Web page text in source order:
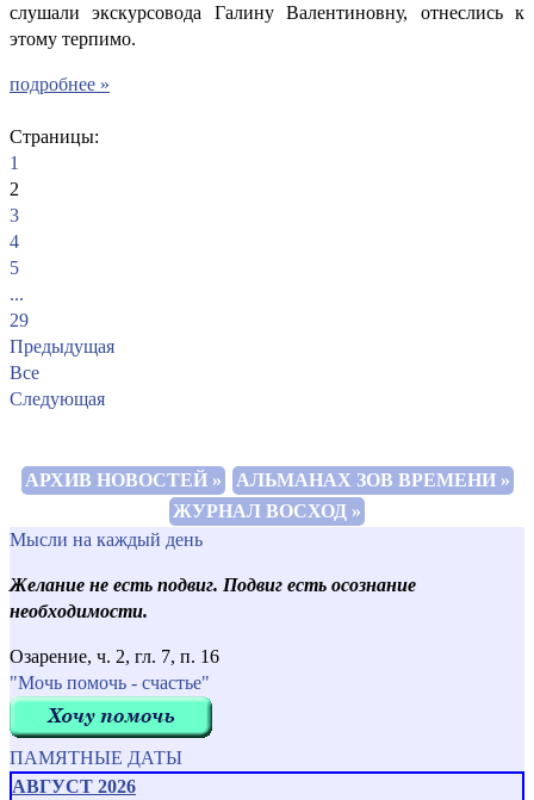
слушали экскурсовода Галину Валентиновну, отнеслись к
этому терпимо.
подробнее »
Страницы:
1
2
3
4
5
...
29
Предыдущая
Все
Следующая
АРХИВ НОВОСТЕЙ »
АЛЬМАНАХ ЗОВ ВРЕМЕНИ »
ЖУРНАЛ ВОСХОД »
Мысли на каждый день
Желание не есть подвиг. Подвиг есть осознание
необходимости.
Озарение, ч. 2, гл. 7, п. 16
"Мочь помочь - счастье"
ПАМЯТНЫЕ ДАТЫ
АВГУСТ 2026